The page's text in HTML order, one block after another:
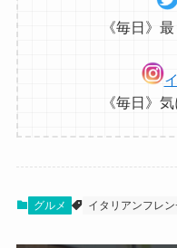
《毎日》
《毎日》
グルメ イタリアンフレン